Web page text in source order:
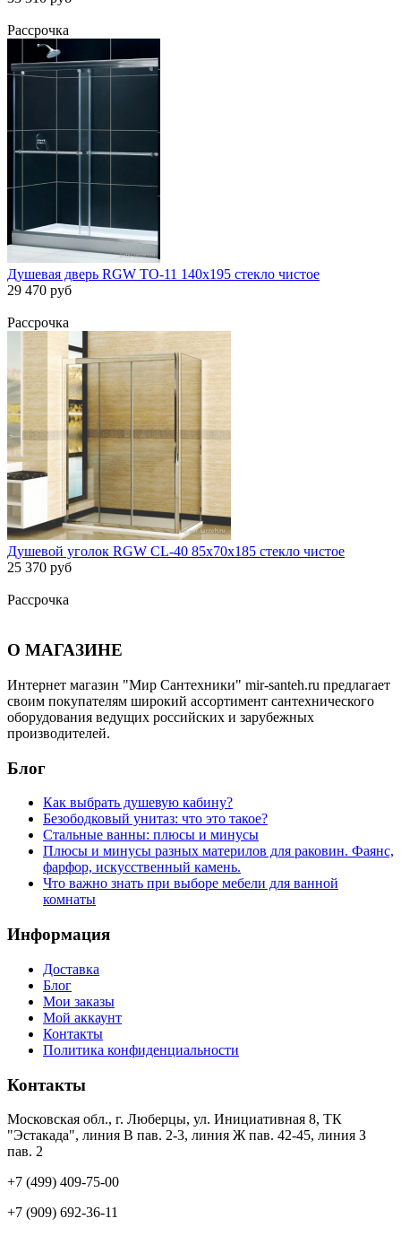
Рассрочка
Душевая дверь RGW TO-11 140х195 стекло чистое
29 470 руб
Рассрочка
Душевой уголок RGW CL-40 85х70х185 стекло чистое
25 370 руб
Рассрочка
О МАГАЗИНЕ
Интернет магазин "Мир Сантехники" mir-santeh.ru предлагает
своим покупателям широкий ассортимент сантехнического
оборудования ведущих российских и зарубежных
производителей.
Блог
Как выбрать душевую кабину?
Безободковый унитаз: что это такое?
Стальные ванны: плюсы и минусы
Плюсы и минусы разных материлов для раковин. Фаянс,
фарфор, искусственный камень.
Что важно знать при выборе мебели для ванной
комнаты
Информация
Доставка
Блог
Мои заказы
Мой аккаунт
Контакты
Политика конфиденциальности
Контакты
Московская обл., г. Люберцы, ул. Инициативная 8, ТК
"Эстакада", линия В пав. 2-3, линия Ж пав. 42-45, линия З
пав. 2
+7 (499) 409-75-00
+7 (909) 692-36-11